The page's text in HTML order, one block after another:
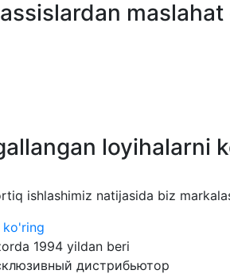
maslahat
loyihalarni
ishlashimiz natijasida biz
ko'ring
1994 yildan beri
дистрибьютор